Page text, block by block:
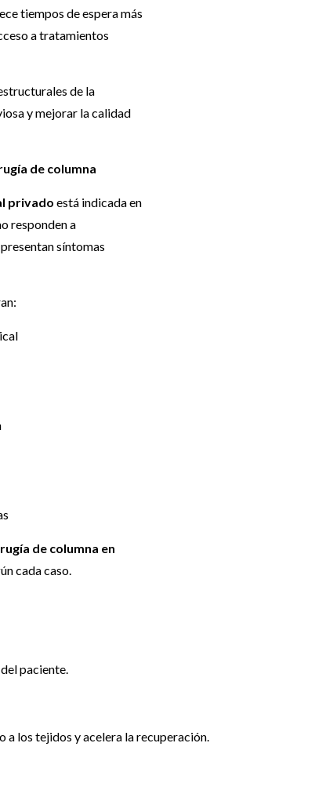
tiempos de espera más
a tratamientos
de la
y mejorar la calidad
de columna
privado está indicada en
responden a
síntomas
de columna en
cada caso.
paciente.
a los tejidos y acelera la recuperación.